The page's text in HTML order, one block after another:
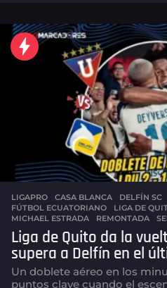
a
s
g
o
LIGAPRO CASA BLANCA ,DELFÍN SC
FÚTBOL ECUATORIANO
,LIGA DE
MICHAEL ESTRADA
,REMONTADA ,
Liga de Quito da la
supera a Delfín en el
Un doblete aéreo en los
puntos clave cuando el